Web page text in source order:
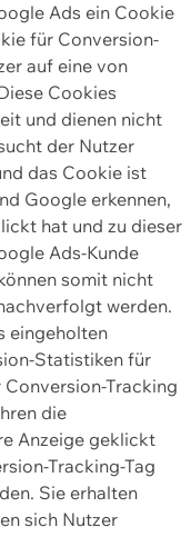
Ads ein Cookie
für Conversion-
auf eine von
Cookies
und dienen nicht
der Nutzer
das Cookie ist
Google erkennen,
hat und zu dieser
Ads-Kunde
somit nicht
werden.
eingeholten
Statistiken für
Tracking
die
Anzeige geklickt
Tracking-Tag
Sie erhalten
sich Nutzer